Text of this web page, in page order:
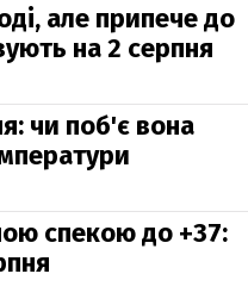
але припече до
на 2 серпня
чи поб'є вона
спекою до +37: